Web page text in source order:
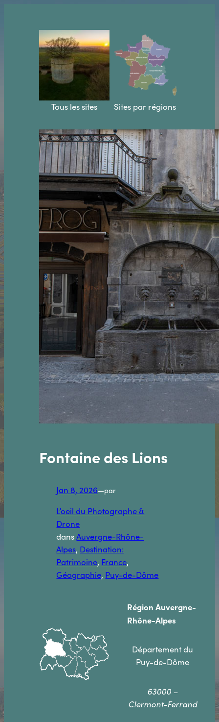
Tous les sites Sites par régions
Fontaine des Lions
Jan 8, 2026—par
L’oeil du Photographe &
Drone
dansAuvergne-Rhône-
Alpes, Destination:
Patrimoine, France
Géographie, Puy-de-Dôme
Région Auvergne-
Rhône-Alpes
Département du
Puy-de-Dôme
63000 –
Clermont-Ferrand